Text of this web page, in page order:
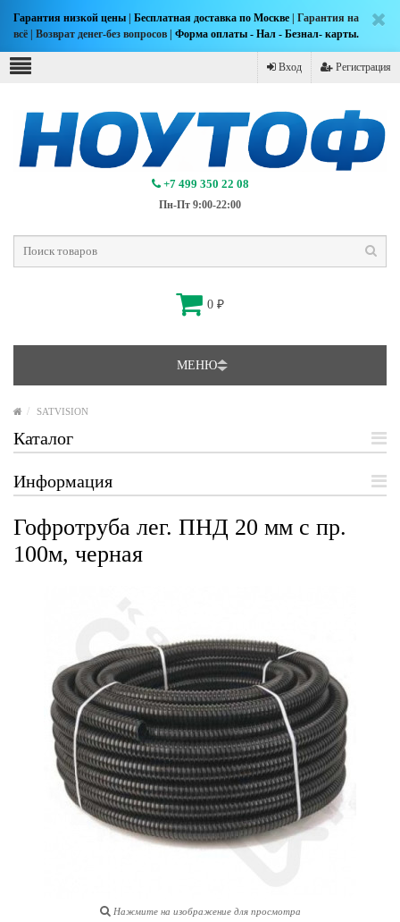
Гарантия низкой цены Бесплатная доставка по Москве | Гарантия на
всё | Возврат денег-без вопросов | Форма оплаты - Нал - Безнал- карты.
Вход Регистрация
+7 499 350 22 08
Пн-Пт 9:00-22:00
0 ₽
МЕНЮ
SATVISION
Каталог
Информация
Гофротруба лег. ПНД 20 мм с пр.
100м, черная
Нажмите на изображение для просмотра